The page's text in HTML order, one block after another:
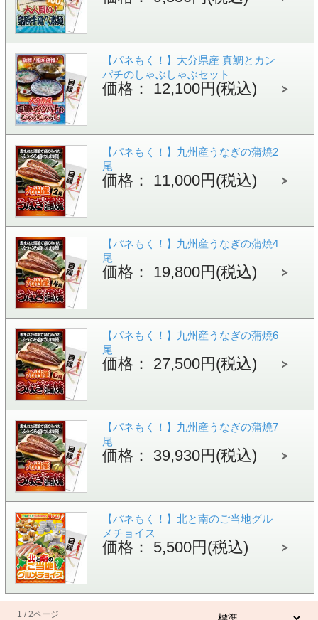
【パネもく！】大分県産 真鯛とカン
パチのしゃぶしゃぶセット
価格： 12,100円(税込)
【パネもく！】九州産うなぎの蒲焼2
尾
価格： 11,000円(税込)
【パネもく！】九州産うなぎの蒲焼4
尾
価格： 19,800円(税込)
【パネもく！】九州産うなぎの蒲焼6
尾
価格： 27,500円(税込)
【パネもく！】九州産うなぎの蒲焼7
尾
価格： 39,930円(税込)
【パネもく！】北と南のご当地グル
メチョイス
価格： 5,500円(税込)
1 / 2ページ